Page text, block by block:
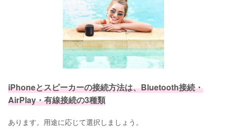
iPhoneとスピーカーの接続方法は、Bluetooth接続・
AirPlay・有線接続の3種類
あります。用途に応じて選択しましょう。